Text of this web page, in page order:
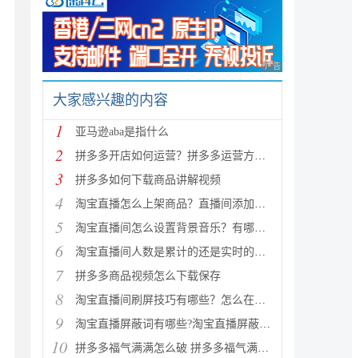
广告 商业广告，理性
大家感兴趣的内容
1 亚马逊aba是指什么
2 拼多多开店如何运营？拼多多运营方法和技巧
3 拼多多如何下载商品讲解视频
4 淘宝直播怎么上架商品？直播间添加商品的要求
5 淘宝直播间怎么设置背景音乐？有哪些需要注意的地方
6 淘宝直播间人数是累计的还是实时的？淘宝直播间人数怎
7 拼多多商品视频怎么下载保存
8 淘宝直播间刷屏技巧有哪些？怎么在淘宝直播间刷屏快
9 淘宝直播屏蔽词有哪些?淘宝直播屏蔽词汇总
10 拼多多福气满满怎么破 拼多多福气满满多少次才能成功